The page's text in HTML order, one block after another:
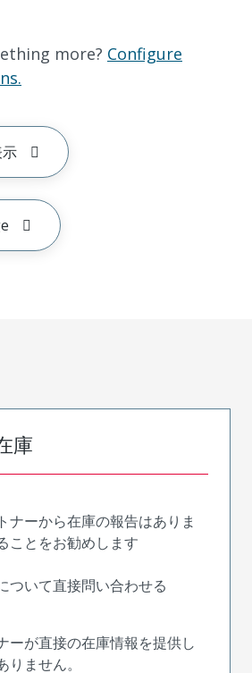
more? Configure
庫
ナーから在庫の報告はありま
ことをお勧めします
ついて直接問い合わせる
ーが直接の在庫情報を提供し
ません。